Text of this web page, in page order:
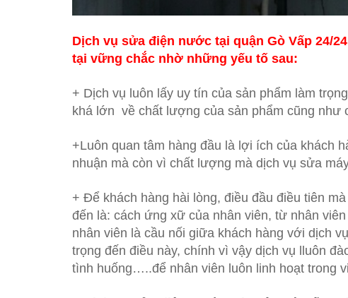
Dịch vụ sửa điện nước tại quận Gò Vấp 24/
tại vững chắc nhờ những yếu tố sau:
+ Dịch vụ luôn lấy uy tín của sản phẩm làm
khá lớn về chất lượng của sản phẩm cũng như
+Luôn quan tâm hàng đầu là lợi ích của khách
nhuận mà còn vì chất lượng mà dịch vụ sửa
+ Để khách hàng hài lòng, điều đầu điều tiên
đến là: cách ứng xữ của nhân viên, từ nhân
nhân viên là cầu nối giữa khách hàng với dịch
trọng đến điều này, chính vì vậy dịch vụ lluôn
tình huống…..để nhân viên luôn linh hoạt trong